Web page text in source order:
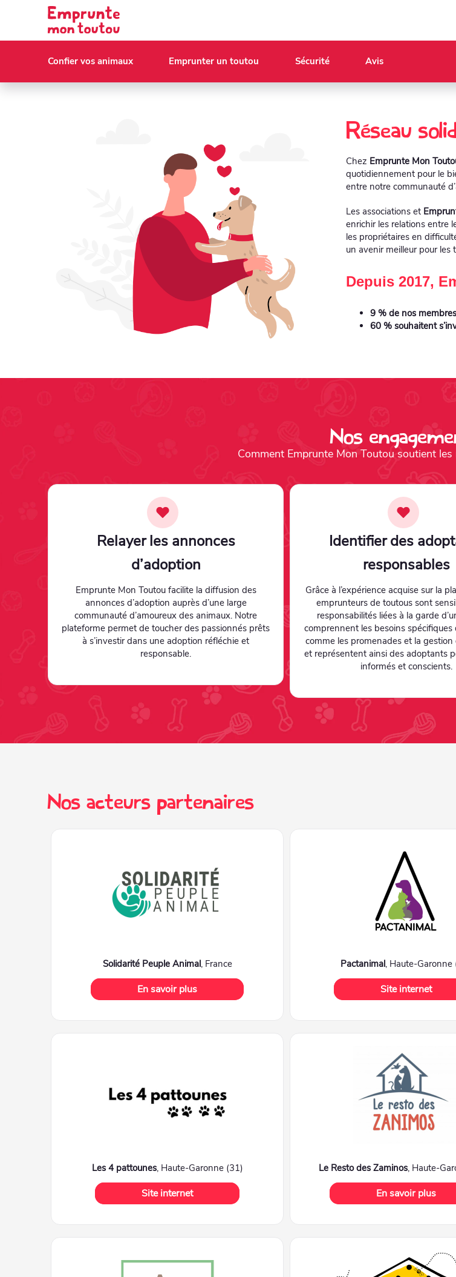
Confier vos animaux Emprunter un toutou Sécurité Avis
Réseau
Chez Emprunte Mon
quotidiennement pour le
entre notre communauté
Les associations et
enrichir les relations entre
les propriétaires en
un avenir meilleur pour les
Depuis 2017,
9 % de nos
60 % souhaitent
Nos
Comment Emprunte Mon Toutou soutient
Relayer les annonces
d’adoption
Emprunte Mon Toutou facilite la diffusion des
annonces d’adoption auprès d’une large
communauté d’amoureux des animaux. Notre
plateforme permet de toucher des passionnés prêts
à s’investir dans une adoption réfléchie et
responsable.
Identifier des
responsables
Grâce à l’expérience acquise sur la
emprunteurs de toutous sont
responsabilités liées à la garde
comprennent les besoins spécifiques
comme les promenades et la
et représentent ainsi des adoptants
informés et conscients.
Nos acteurs partenaires
Solidarité Peuple Animal, France
En savoir plus
Pactanimal, Haute-Garonne
Site internet
Les 4 pattounes, Haute-Garonne (31)
Site internet
Le Resto des Zaminos, Haute-
En savoir plus